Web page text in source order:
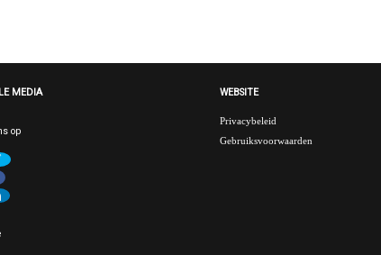
MEDIA
op
WEBSITE
Privacybeleid
Gebruiksvoorwaarden